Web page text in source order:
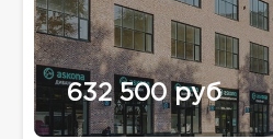
632 500 руб